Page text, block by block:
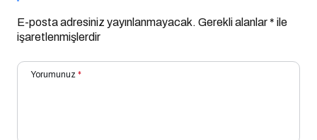
E-posta adresiniz yayınlanmayacak. Gerekli alanlar* ile
işaretlenmişlerdir
Yorumunuz *